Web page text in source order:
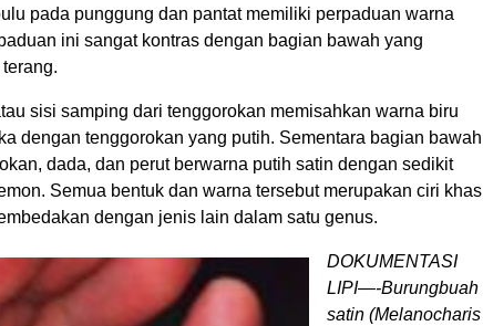
pada punggung dan pantat memiliki perpaduan warna
ini sangat kontras dengan bagian bawah yang
sisi samping dari tenggorokan memisahkan warna biru
dengan tenggorokan yang putih. Sementara bagian bawah
dada, dan perut berwarna putih satin dengan sedikit
Semua bentuk dan warna tersebut merupakan ciri khas
dengan jenis lain dalam satu genus.
DOKUMENTASI
LIPI—-Burungbuah
satin (Melanocharis